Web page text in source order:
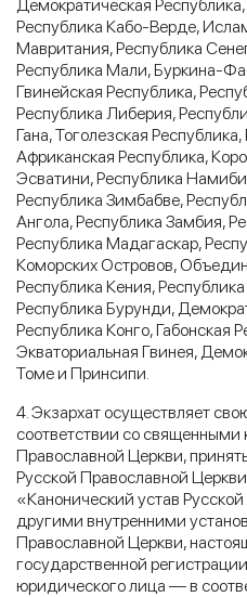
Демократическая
Республика Кабо-Верде,
Мавритания, Республика
Республика Мали, Буркина-
Гвинейская Республика,
Республика Либерия,
Гана, Тоголезская
Африканская Республика,
Эсватини, Республика
Республика Зимбабве,
Ангола, Республика Замбия,
Республика Мадагаскар,
Коморских Островов,
Республика Кения,
Республика Бурунди,
Республика Конго, Габонская
Экваториальная Гвинея,
Томе и Принсипи.
4. Экзархат осуществляет
соответствии со священными
Православной Церкви,
Русской Православной
«Канонический устав
другими внутренними
Православной Церкви,
государственной
юридического лица — в